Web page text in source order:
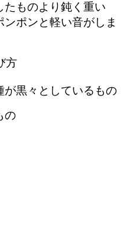
ものより鈍く重い
ポンと軽い音がしま
方
が黒々としているもの
の